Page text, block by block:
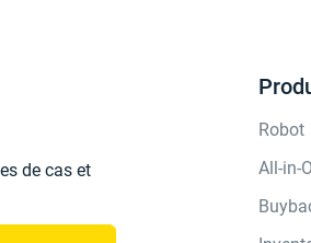
de cas et
Robot
All-in-